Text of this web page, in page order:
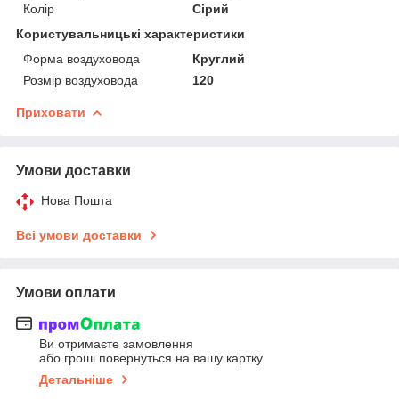
Колір
Сірий
Користувальницькі характеристики
Форма воздуховода
Круглий
Розмір воздуховода
120
Приховати
Умови доставки
Нова Пошта
Всі умови доставки
Умови оплати
Ви отримаєте замовлення
або гроші повернуться на вашу картку
Детальніше